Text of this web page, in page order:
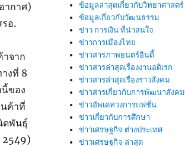
ากาศ)
อ.
าจาก
งที่ 8
นี้ของ
ค้าที่
ดพันธุ์
2549)
ข้อมูลล่าสุดเกี่ยวกับวิทยาศาสตร์
ข้อมูลเกี่ยวกับวัฒนธรรม
ข่าว การเงิน ที่น่าสนใจ
ข่าวการเมืองไทย
ข่าวสารภาพยนตร์อินดี้
ข่าวสารล่าสุดเรื่องงานอดิเรก
ข่าวสารล่าสุดเรื่องราวสังคม
ข่าวสารเกี่ยวกับการพัฒนาสังคม
ข่าวอัพเดทวงการแฟชั่น
ข่าวเกี่ยวกับการศึกษา
ข่าวเศรษฐกิจ ต่างประเทศ
ข่าวเศรษฐกิจ ล่าสุด